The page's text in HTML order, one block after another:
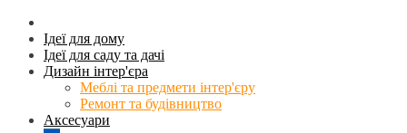
Ідеї для дому
Ідеї для саду та дачі
Дизайн інтер'єра
Меблі та предмети інтер'єру
Ремонт та будівництво
Аксесуари